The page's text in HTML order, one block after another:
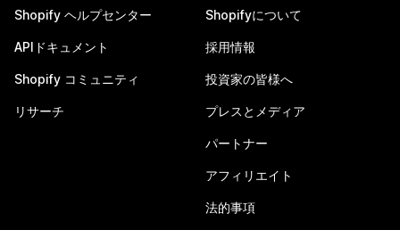
Shopify ヘルプセンター
APIドキュメント
Shopify コミュニティ
リサーチ
Shopifyについて
採用情報
投資家の皆様へ
プレスとメディア
パートナー
アフィリエイト
法的事項